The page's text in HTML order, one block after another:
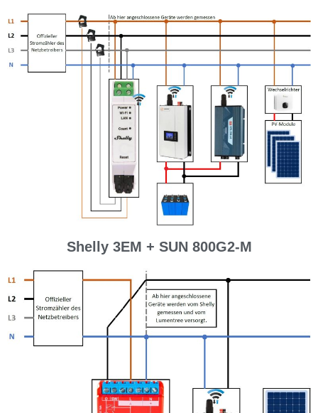
Shelly 3EM + SUN 800G2-M